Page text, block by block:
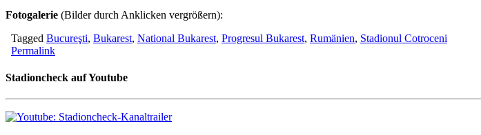
Fotogalerie (Bilder durch Anklicken vergrößern):
Tagged Bucureşti, Bukarest, National Bukarest, Progresul Bukarest, Rumänien, Stadionul Cotroceni
Permalink
Stadioncheck auf Youtube